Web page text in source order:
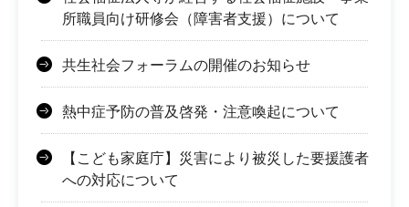
所職員向け研修会（障害者支援）について
共生社会フォーラムの開催のお知らせ
熱中症予防の普及啓発・注意喚起について
【こども家庭庁】災害により被災した要援護者
への対応について